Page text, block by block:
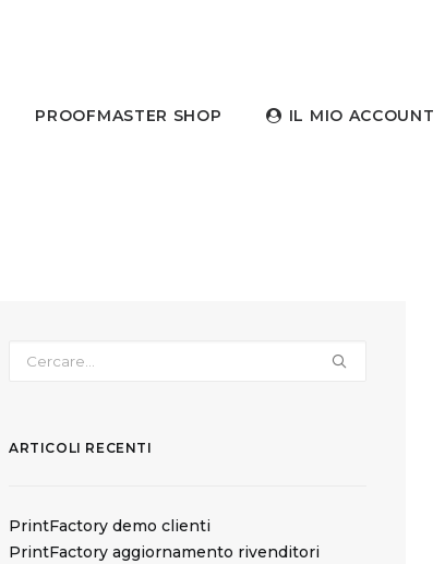
PROOFMASTER SHOP IL MIO ACCOUNT
ARTICOLI RECENTI
PrintFactory demo clienti
PrintFactory aggiornamento rivenditori